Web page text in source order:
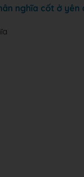
nghĩa cốt ở yên